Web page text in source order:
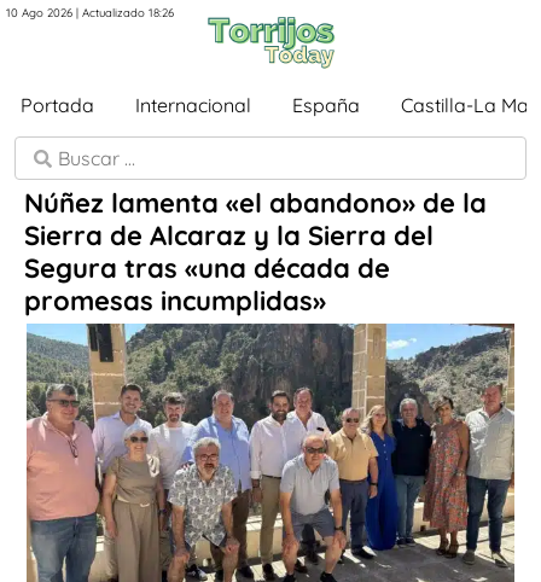
10 Ago 2026 | Actualizado 18:26
Portada Internacional España Castilla-La
Núñez lamenta «el abandono» de la
Sierra de Alcaraz y la Sierra del
Segura tras «una década de
promesas incumplidas»